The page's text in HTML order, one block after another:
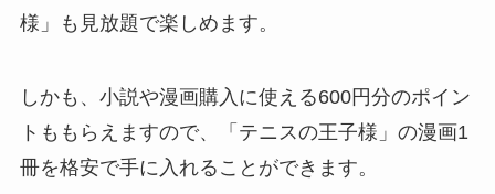
様」も見放題で楽しめます。
しかも、小説や漫画購入に使える600円分のポイン
トももらえますので、「テニスの王子様」の漫画1
冊を格安で手に入れることができます。